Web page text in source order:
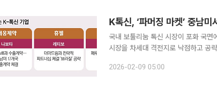
K톡신, ‘파머징 마켓’ 중남
국내 보툴리눔 톡신 시장이 포화 국
시장을 차세대 격전지로 낙점하고 공
습이다. 8일 제약업계에 따르면 대
2026-02-09 05:00